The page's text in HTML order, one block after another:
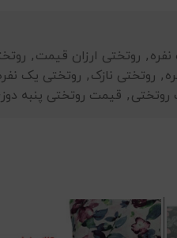
, روتختی ارزان قیمت,
, روتختی نازک, روتختی یک
, قیمت روتختی پنبه